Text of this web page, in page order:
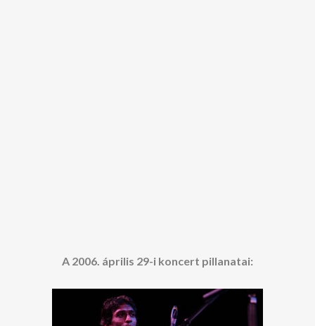
A 2006. április 29-i koncert pillanatai: